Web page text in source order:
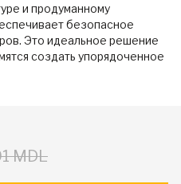
и продуманному
безопасное
Это идеальное решение
создать упорядоченное
MDL